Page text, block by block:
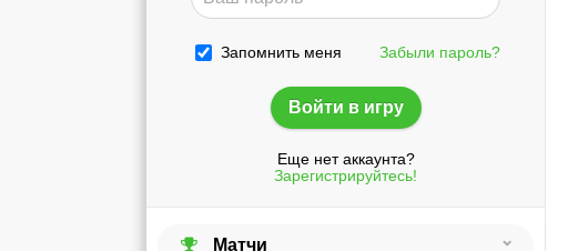
Запомнить меня Забыли пароль?
Еще нет аккаунта?
Зарегистрируйтесь!
Матчи